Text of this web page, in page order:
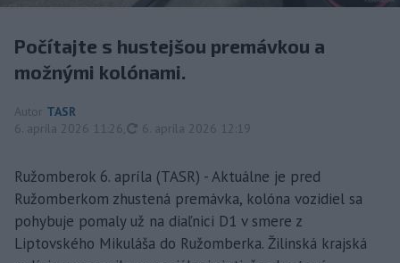
Počítajte s hustejšou premávkou a
možnými kolónami.
Autor TASR
6. apríla 2026 11:26
aktualizované
6. apríla 2026 12:19
Ružomberok 6. apríla (TASR) - Aktuálne je pred
Ružomberkom zhustená premávka, kolóna vozidiel sa
pohybuje pomaly už na diaľnici D1 v smere z
Liptovského Mikuláša do Ružomberka. Žilinská krajská